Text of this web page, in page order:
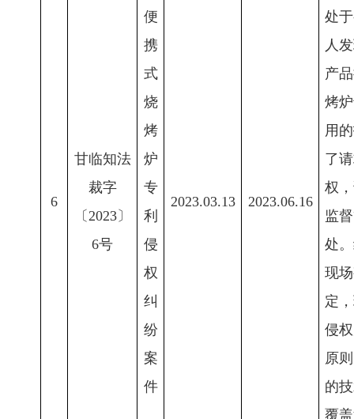
6
甘临知法
裁字
〔2023〕
6号
便
携
式
烧
烤
炉
专
利
侵
权
纠
纷
案
件
2023.03.13 2023.06.16
处
人
产
烤
用
了
权
监
处
现
定
侵
原
的
覆